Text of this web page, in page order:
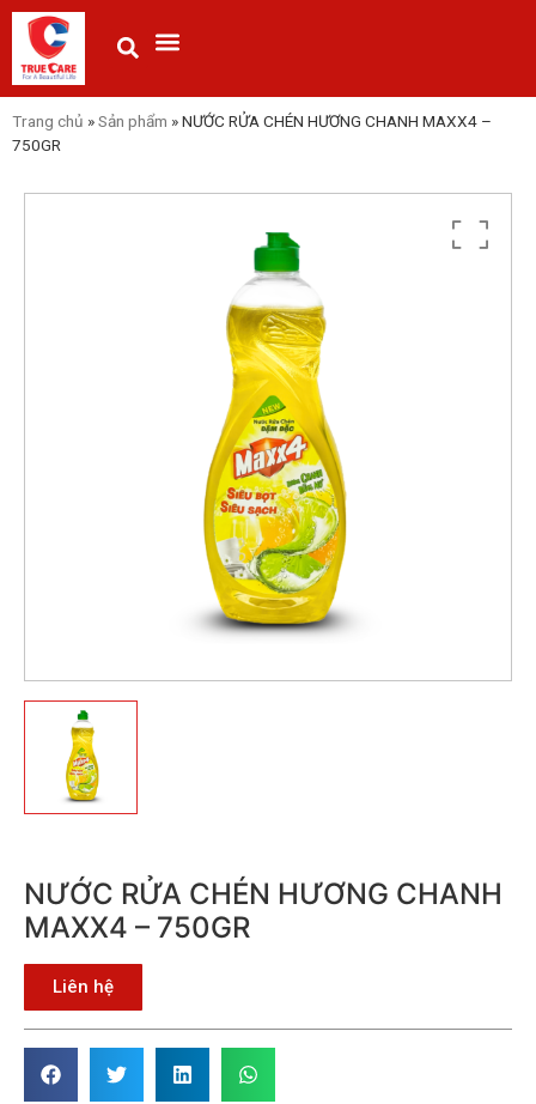
Trang chủ »Sản phẩm »NƯỚC RỬA CHÉN HƯƠNG CHANH MAXX4 –
750GR
NƯỚC RỬA CHÉN HƯƠNG CHANH
MAXX4 – 750GR
Liên hệ